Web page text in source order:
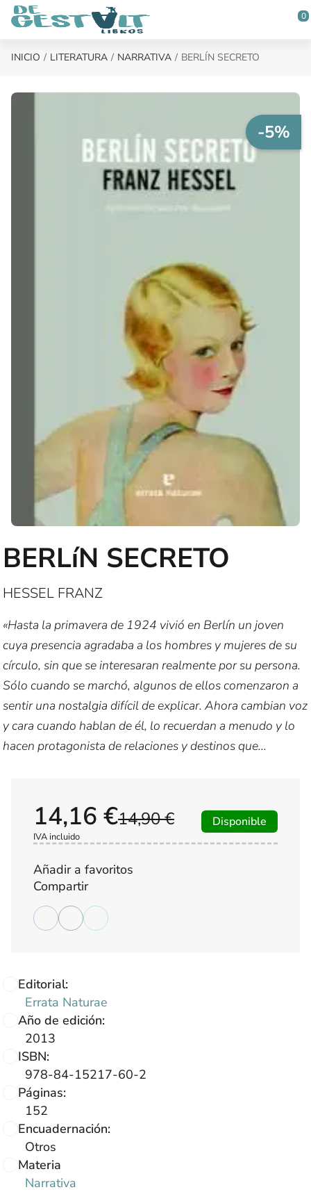
Saltar al contenido principal
0
INICIO LITERATURA NARRATIVA BERLÍN SECRETO
-5%
BERLíN SECRETO
HESSEL FRANZ
«Hasta la primavera de 1924 vivió en Berlín un joven
cuya presencia agradaba a los hombres y mujeres de su
círculo, sin que se interesaran realmente por su persona.
Sólo cuando se marchó, algunos de ellos comenzaron a
sentir una nostalgia difícil de explicar. Ahora cambian voz
y cara cuando hablan de él, lo recuerdan a menudo y lo
hacen protagonista de relaciones y destinos que...
Editorial:
Errata Naturae
Año de edición:
2013
ISBN:
978-84-15217-60-2
Páginas:
152
Encuadernación:
Otros
Materia
Narrativa
14,90 €
14,16 €
IVA incluido
Disponible
Añadir a favoritos
Compartir